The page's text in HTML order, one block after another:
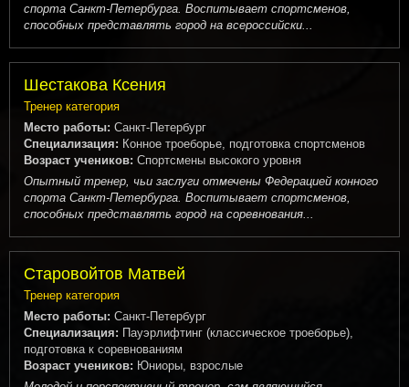
спорта Санкт-Петербурга. Воспитывает спортсменов,
способных представлять город на всероссийски...
Шестакова Ксения
Тренер категория
Место работы: Санкт-Петербург
Специализация: Конное троеборье, подготовка спортсменов
Возраст учеников: Спортсмены высокого уровня
Опытный тренер, чьи заслуги отмечены Федерацией конного
спорта Санкт-Петербурга. Воспитывает спортсменов,
способных представлять город на соревнования...
Старовойтов Матвей
Тренер категория
Место работы: Санкт-Петербург
Специализация: Пауэрлифтинг (классическое троеборье),
подготовка к соревнованиям
Возраст учеников: Юниоры, взрослые